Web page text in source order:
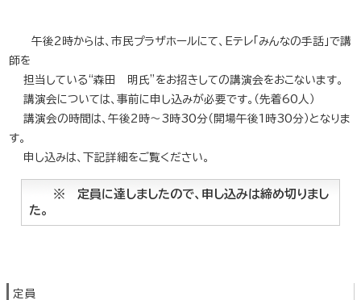
午後2時からは、市民プラザホールにて、Eテレ「みんなの手話」で講
師を
担当している“森田 明氏”をお招きしての講演会をおこないます。
講演会については、事前に申し込みが必要です。（先着60人）
講演会の時間は、午後2時～3時30分（開場午後1時30分）となりま
す。
申し込みは、下記詳細をご覧ください。
※ 定員に達しましたので、申し込みは締め切りまし
た。
定員